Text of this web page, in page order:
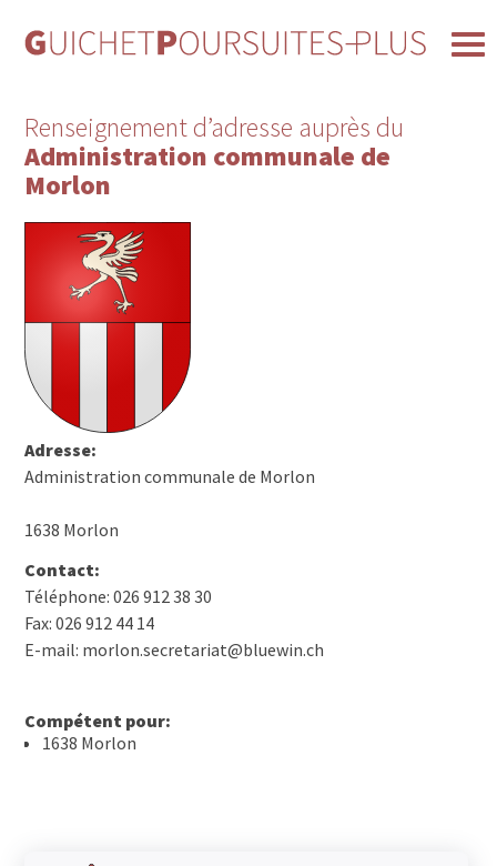
Renseignement d’adresse auprès du
Administration communale de
Morlon
Adresse:
Administration communale de Morlon
1638 Morlon
Contact:
Téléphone: 026 912 38 30
Fax: 026 912 44 14
E-mail: morlon.secretariat@bluewin.ch
Compétent pour:
1638 Morlon